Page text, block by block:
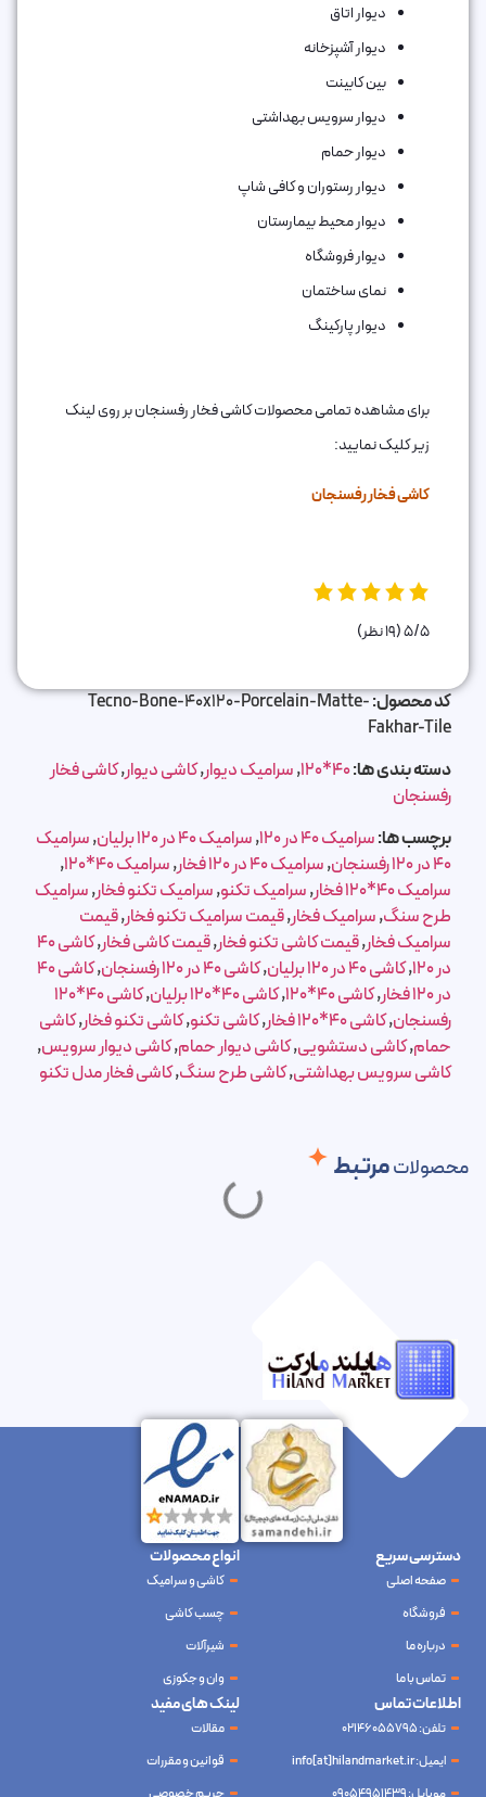
دیوار اتاق
دیوار آشپزخانه
بین کابینت
دیوار سرویس بهداشتی
دیوار حمام
دیوار رستوران و کافی شاپ
دیوار محیط بیمارستان
دیوار فروشگاه
نمای ساختمان
دیوار پارکینگ
برای مشاهده تمامی محصولات کاشی فخار رفسنجان بر روی لینک
زیر کلیک نمایید:
کاشی فخار رفسنجان
5/5(19 نظر)
کد محصول:Tecno-Bone-40x120-Porcelain-Matte-
Fakhar-Tile
دسته بندی ها:40*120
,سرامیک دیوار,کاشی دیوار,کاشی فخار
رفسنجان
برچسب ها:سرامیک 40 در 120 ,سرامیک 40 در 120 برلیان ,سرامیک
40 در 120 رفسنجان
,سرامیک 40 در 120 فخار ,سرامیک 40*120
,
سرامیک 40*120 فخار
,سرامیک تکنو,سرامیک تکنو فخار,سرامیک
طرح سنگ,سرامیک فخار,قیمت سرامیک تکنو فخار,قیمت
سرامیک فخار,قیمت کاشی تکنو فخار,قیمت کاشی فخار,
کاشی 40
در 120
,کاشی 40 در 120 برلیان ,کاشی 40 در 120 رفسنجان ,
کاشی 40
در 120 فخار
,کاشی 40*120 ,کاشی 40*120 برلیان ,
کاشی 40*120
رفسنجان,کاشی 40*120 فخار ,کاشی تکنو,کاشی تکنو فخار,کاشی
حمام,کاشی دستشویی,کاشی دیوار حمام,کاشی دیوار سرویس,
کاشی سرویس بهداشتی,کاشی طرح سنگ,کاشی فخار مدل تکنو
محصولاتمرتبط
دسترسی سریع
صفحه اصلی
فروشگاه
درباره ما
تماس با ما
انواع محصولات
کاشی و سرامیک
چسب کاشی
شیرآلات
وان و جکوزی
لینک های مفید
مقالات
قوانین و مقررات
اطلاعات تماس
تلفن: 02146055795
ایمیل: info[at]hilandmarket.ir